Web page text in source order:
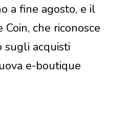
a fine agosto, e il
che riconosce
sugli acquisti
e-boutique